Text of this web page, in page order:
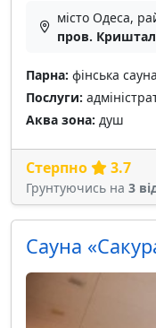
місто Одеса,
пров.
Парна: фінська сауна
Послуги:
Аква зона: душ
Стерпно 3.7
Грунтуючись на 3
Сауна